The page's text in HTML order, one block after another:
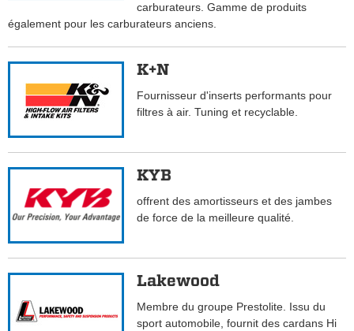
carburateurs. Gamme de produits
également pour les carburateurs anciens.
K+N
Fournisseur d'inserts performants pour
filtres à air. Tuning et recyclable.
KYB
offrent des amortisseurs et des jambes
de force de la meilleure qualité.
Lakewood
Membre du groupe Prestolite. Issu du
sport automobile, fournit des cardans Hi